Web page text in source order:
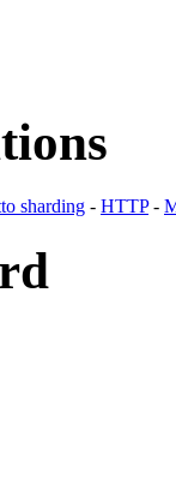
sharding - HTTP-